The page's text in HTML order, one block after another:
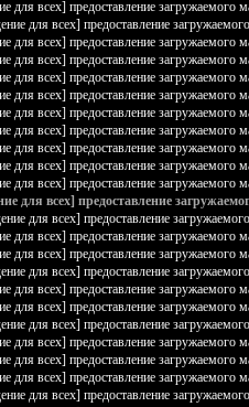
для всех] предоставление загружаемого
для всех] предоставление
для всех] предоставление загружаемого
для всех] предоставление загружаемого
для всех] предоставление загружаемого
для всех] предоставление загружаемого
для всех] предоставление загружаемого
для всех] предоставление загружаемого
для всех] предоставление загружаемого
для всех] предоставление загружаемого
для всех] предоставление загружаемого
для всех] предоставление
для всех] предоставление
для всех] предоставление загружаемого
для всех] предоставление загружаемого
для всех] предоставление
для всех] предоставление загружаемого
для всех] предоставление загружаемого
для всех] предоставление
для всех] предоставление загружаемого
для всех] предоставление загружаемого
для всех] предоставление загружаемого
для всех] предоставление